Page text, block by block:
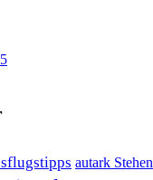
autark Stehen